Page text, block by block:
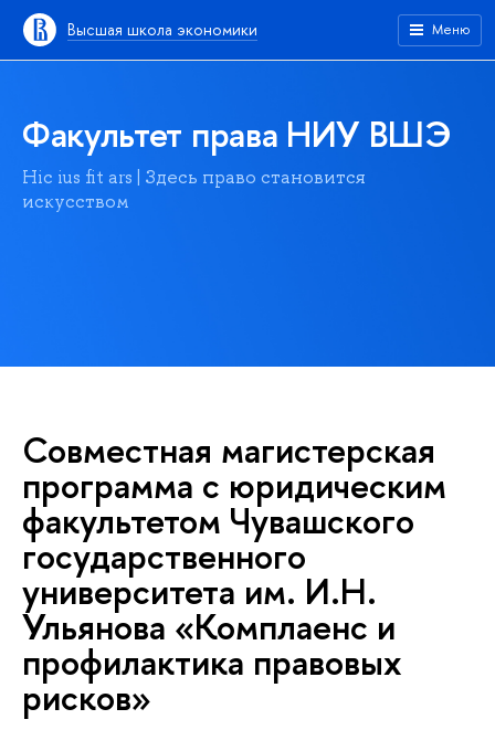
Высшая школа экономики Меню
Факультет права НИУ ВШЭ
Hic ius fit ars | Здесь право становится
искусством
Совместная магистерская
программа с юридическим
факультетом Чувашского
государственного
университета им. И.Н.
Ульянова «Комплаенс и
профилактика правовых
рисков»